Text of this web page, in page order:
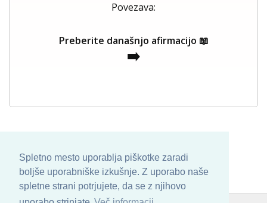
Spletno mesto uporablja piškotke zaradi
boljše uporabniške izkušnje. Z uporabo naše
spletne strani potrjujete, da se z njihovo
Povezava:
Preberite današnjo afirmacijo 📖
➡️